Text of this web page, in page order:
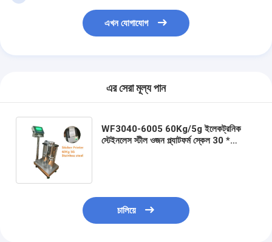
এখন যোগাযোগ
এর সেরা মূল্য পান
WF3040-6005 60Kg/5g ইলেকট্রনিক
স্টেইনলেস স্টীল ওজন প্ল্যাটফর্ম স্কেল 30 *
চালিয়ে